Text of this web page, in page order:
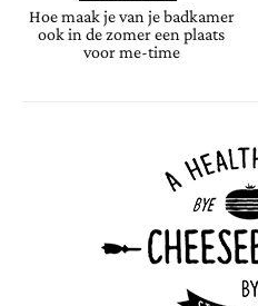
Hoe maak je van je badkamer
ook in de zomer een plaats
voor me-time